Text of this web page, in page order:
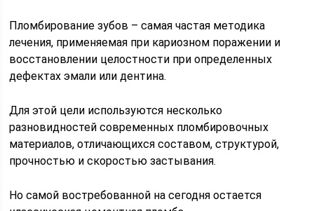
Пломбирование зубов – самая частая методика
лечения, применяемая при кариозном поражении и
восстановлении целостности при определенных
дефектах эмали или дентина.
Для этой цели используются несколько
разновидностей современных пломбировочных
материалов, отличающихся составом, структурой,
прочностью и скоростью застывания.
Но самой востребованной на сегодня остается